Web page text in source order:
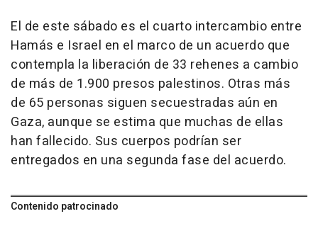
El de este sábado es el cuarto intercambio entre
Hamás e Israel en el marco de un acuerdo que
contempla la liberación de 33 rehenes a cambio
de más de 1.900 presos palestinos. Otras más
de 65 personas siguen secuestradas aún en
Gaza, aunque se estima que muchas de ellas
han fallecido. Sus cuerpos podrían ser
entregados en una segunda fase del acuerdo.
Contenido patrocinado